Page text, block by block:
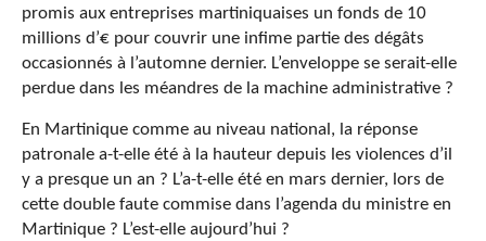
promis aux entreprises martiniquaises un fonds de 10
millions d’€ pour couvrir une infime partie des dégâts
occasionnés à l’automne dernier. L’enveloppe se serait-elle
perdue dans les méandres de la machine administrative ?
En Martinique comme au niveau national, la réponse
patronale a-t-elle été à la hauteur depuis les violences d’il
y a presque un an ? L’a-t-elle été en mars dernier, lors de
cette double faute commise dans l’agenda du ministre en
Martinique ? L’est-elle aujourd’hui ?